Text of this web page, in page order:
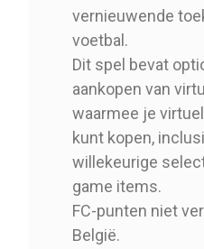
vernieuwende
voetbal.
Dit spel bevat
aankopen van
waarmee je
kunt kopen,
willekeurige
game items.
FC-punten niet
België.